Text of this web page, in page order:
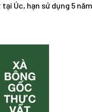
Úc, hạn sử dụng 5